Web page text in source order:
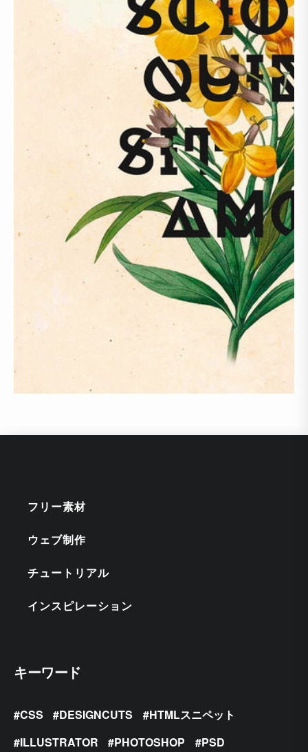
フリー素材
ウェブ制作
チュートリアル
インスピレーション
キーワード
CSS DESIGNCUTS
HTMLスニペット
ILLUSTRATOR
PHOTOSHOP
PSD